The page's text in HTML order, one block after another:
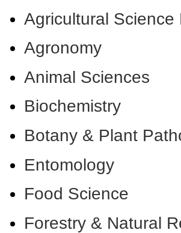
Agricultural
Agronomy
Animal Sciences
Biochemistry
Botany & Plant
Entomology
Food Science
Forestry & Natural